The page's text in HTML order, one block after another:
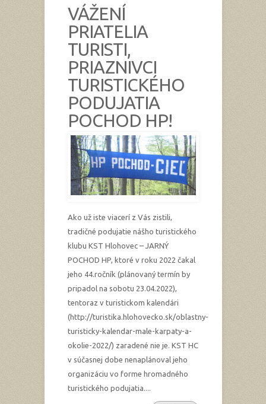
VÁŽENÍ
PRIATELIA
TURISTI,
PRIAZNIVCI
TURISTICKÉHO
PODUJATIA
POCHOD HP!
Ako už iste viacerí z Vás zistili,
tradičné podujatie nášho turistického
klubu KST Hlohovec – JARNÝ
POCHOD HP, ktoré v roku 2022 čakal
jeho 44.ročník (plánovaný termín by
pripadol na sobotu 23.04.2022),
tentoraz v turistickom kalendári
(http://turistika.hlohovecko.sk/oblastny-
turisticky-kalendar-male-karpaty-a-
okolie-2022/) zaradené nie je. KST HC
v súčasnej dobe nenaplánoval jeho
organizáciu vo forme hromadného
turistického podujatia....